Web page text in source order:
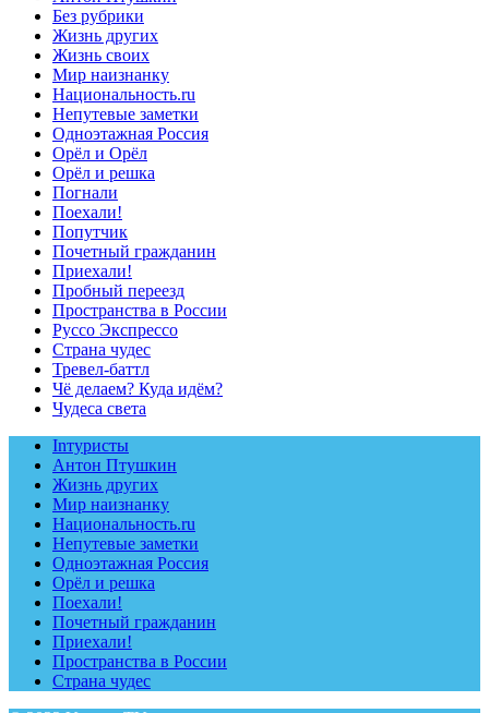
Без рубрики
Жизнь других
Жизнь своих
Мир наизнанку
Национальность.ru
Непутевые заметки
Одноэтажная Россия
Орёл и Орёл
Орёл и решка
Погнали
Поехали!
Попутчик
Почетный гражданин
Приехали!
Пробный переезд
Пространства в России
Руссо Экспрессо
Страна чудес
Тревел-баттл
Чё делаем? Куда идём?
Чудеса света
Inтуристы
Антон Птушкин
Жизнь других
Мир наизнанку
Национальность.ru
Непутевые заметки
Одноэтажная Россия
Орёл и решка
Поехали!
Почетный гражданин
Приехали!
Пространства в России
Страна чудес